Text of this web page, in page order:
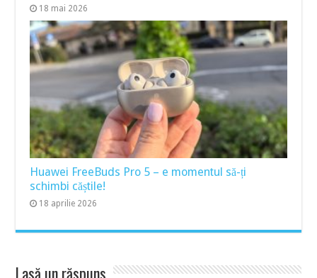
18 mai 2026
Huawei FreeBuds Pro 5 – e momentul să-ți
schimbi căștile!
18 aprilie 2026
Lasă un răspuns